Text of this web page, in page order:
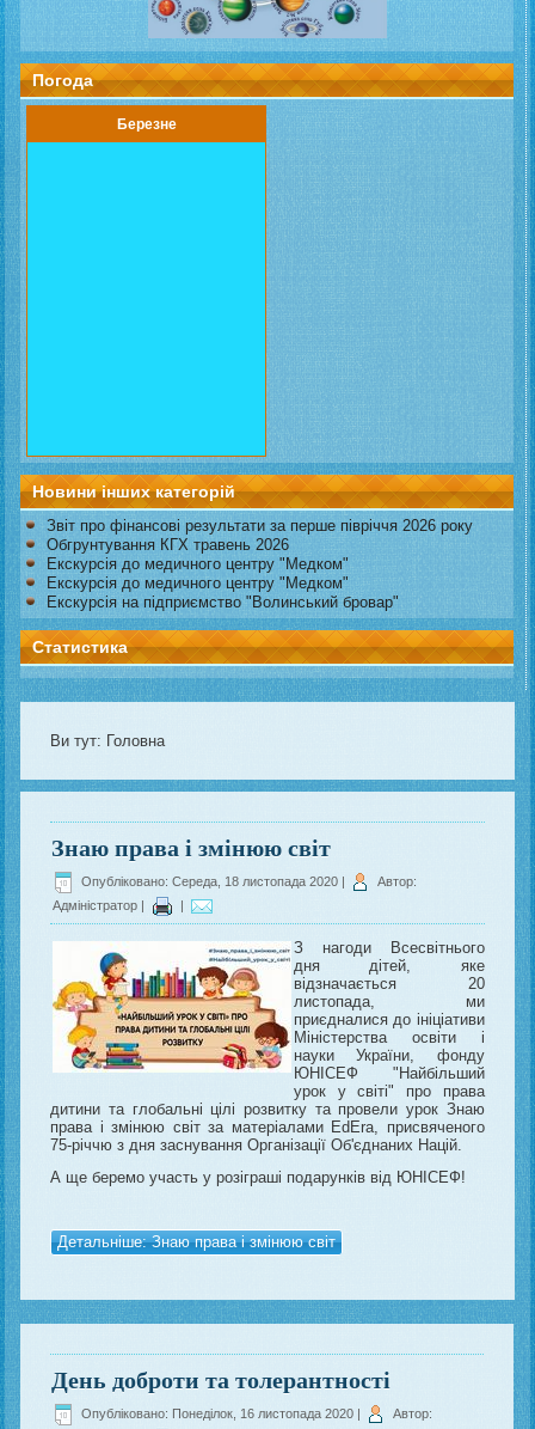
Погода
Березне
Новини інших категорій
Звіт про фінансові результати за перше півріччя 2026 року
Обгрунтування КГХ травень 2026
Екскурсія до медичного центру "Медком"
Екскурсія до медичного центру "Медком"
Екскурсія на підприємство "Волинський бровар"
Статистика
Ви тут: Головна
Знаю права і змінюю світ
Опубліковано: Середа, 18 листопада 2020 |
Автор:
Адміністратор | |
З нагоди Всесвітнього
дня дітей, яке
відзначається 20
листопада, ми
приєдналися до ініціативи
Міністерства освіти і
науки України, фонду
ЮНІСЕФ "Найбільший
урок у світі" про права
дитини та глобальні цілі розвитку та провели урок Знаю
права і змінюю світ за матеріалами EdEra, присвяченого
75-річчю з дня заснування Організації Об'єднаних Націй.
А ще беремо участь у розіграші подарунків від ЮНІСЕФ!
Детальніше: Знаю права і змінюю світ
День доброти та толерантності
Опубліковано: Понеділок, 16 листопада 2020 |
Автор: